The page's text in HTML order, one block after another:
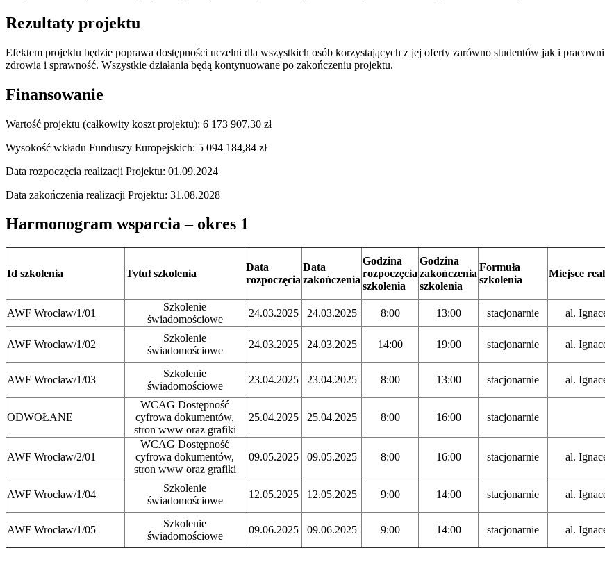
Rezultaty projektu
Efektem projektu będzie poprawa dostępności uczelni dla wszystkich osób korzystających z jej oferty zarówno studentów jak i
zdrowia i sprawność. Wszystkie działania będą kontynuowane po zakończeniu projektu.
Finansowanie
Wartość projektu (całkowity koszt projektu): 6 173 907,30 zł
Wysokość wkładu Funduszy Europejskich: 5 094 184,84 zł
Data rozpoczęcia realizacji Projektu: 01.09.2024
Data zakończenia realizacji Projektu: 31.08.2028
Harmonogram wsparcia – okres 1
Id szkolenia Tytuł szkolenia
Data
rozpoczęcia
Data
zakończenia
Godzina
rozpoczęcia
szkolenia
Godzina
zakończenia
szkolenia
Formuła
szkolenia
Miejsce
AWF Wrocław/1/01
Szkolenie
świadomościowe
24.03.2025 24.03.2025 8:00 13:00 stacjonarnie al.
AWF Wrocław/1/02
Szkolenie
świadomościowe
24.03.2025 24.03.2025 14:00 19:00 stacjonarnie al.
AWF Wrocław/1/03
Szkolenie
świadomościowe
23.04.2025 23.04.2025 8:00 13:00 stacjonarnie al.
ODWOŁANE
WCAG Dostępność
cyfrowa dokumentów,
stron www oraz grafiki
25.04.2025 25.04.2025 8:00 16:00 stacjonarnie
AWF Wrocław/2/01
WCAG Dostępność
cyfrowa dokumentów,
stron www oraz grafiki
09.05.2025 09.05.2025 8:00 16:00 stacjonarnie al.
AWF Wrocław/1/04
Szkolenie
świadomościowe
12.05.2025 12.05.2025 9:00 14:00 stacjonarnie al.
AWF Wrocław/1/05
Szkolenie
świadomościowe
09.06.2025 09.06.2025 9:00 14:00 stacjonarnie al.